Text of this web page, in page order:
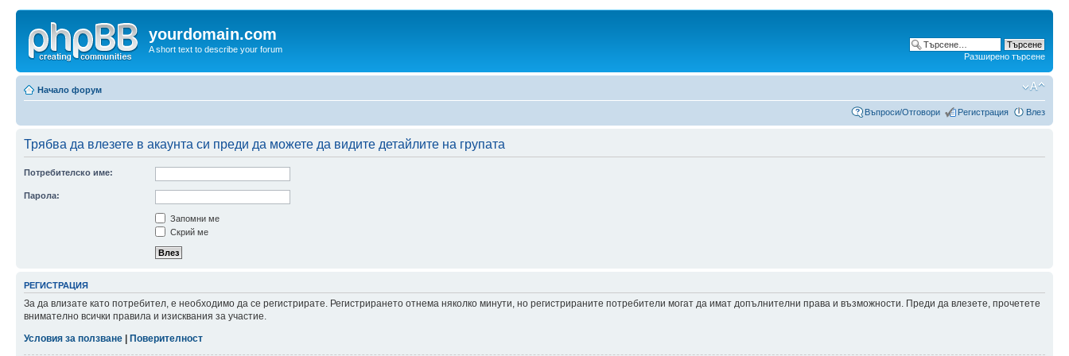
yourdomain.com
A short text to describe your forum
Разширено търсене
Начало форум
Въпроси/Отговори Регистрация Влез
Трябва да влезете в акаунта си преди да можете да видите детайлите на групата
Потребителско име:
Парола:
Запомни ме
Скрий ме
РЕГИСТРАЦИЯ
За да влизате като потребител, е необходимо да се регистрирате. Регистрирането отнема няколко минути, но регистрираните потребители могат да имат допълнителни права и възможности. Преди да влезете, прочетете
внимателно всички правила и изисквания за участие.
Условия за ползване
Поверителност